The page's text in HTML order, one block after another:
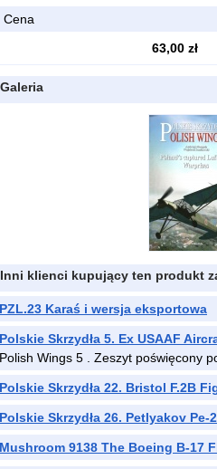
Cena
63,00 zł
Galeria
Inni klienci kupujący ten produkt
PZL.23 Karaś i wersja eksportowa
Polskie Skrzydła 5. Ex USAAF
Polish Wings 5 . Zeszyt poświęcony
Polskie Skrzydła 22. Bristol F.2B
Polskie Skrzydła 26. Petlyakov
Mushroom 9138 The Boeing B-17